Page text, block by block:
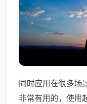
同时应用在很多场
非常有用的，使用